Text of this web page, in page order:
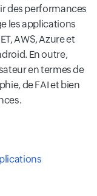
des performances
les applications
AWS, Azure et
En outre,
en termes de
de FAI et bien